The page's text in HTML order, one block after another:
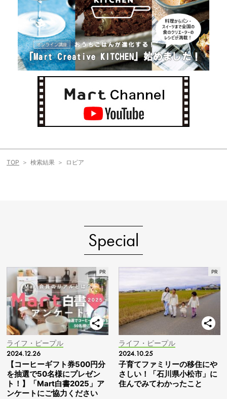
TOP 検索結果 ロピア
Special
ライフ・ピープル
2024.12.26
【コーヒーギフト券500円分
を抽選で50名様にプレゼン
ト！】「Mart白書2025」ア
ンケートにご協力ください
ライフ・ピープル
2024.10.25
子育てファミリーの移住にや
さしい！「石川県小松市」に
住んでみてわかったこと